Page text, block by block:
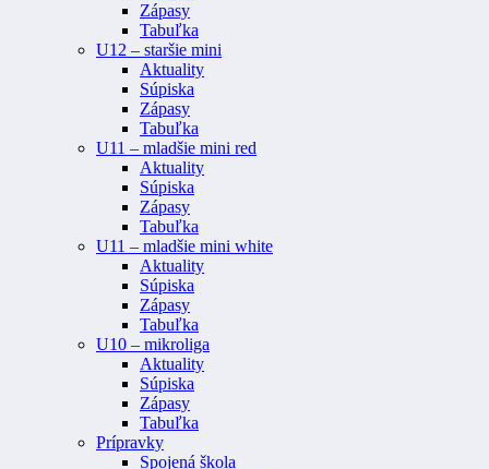
Zápasy
Tabuľka
U12 – staršie mini
Aktuality
Súpiska
Zápasy
Tabuľka
U11 – mladšie mini red
Aktuality
Súpiska
Zápasy
Tabuľka
U11 – mladšie mini white
Aktuality
Súpiska
Zápasy
Tabuľka
U10 – mikroliga
Aktuality
Súpiska
Zápasy
Tabuľka
Prípravky
Spojená škola